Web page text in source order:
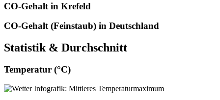
CO-Gehalt in Krefeld
CO-Gehalt (Feinstaub) in Deutschland
Statistik & Durchschnitt
Temperatur (°C)